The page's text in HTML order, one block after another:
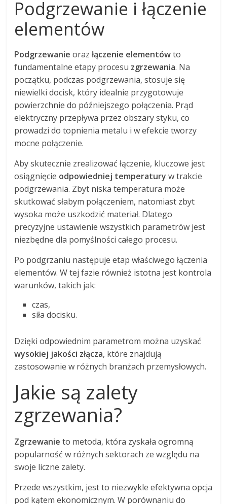
Podgrzewanie i łączenie
elementów
Podgrzewanie orazłączenie elementówto
fundamentalne etapy procesu zgrzewania. Na
początku, podczas podgrzewania, stosuje się
niewielki docisk, który idealnie przygotowuje
powierzchnie do późniejszego połączenia. Prąd
elektryczny przepływa przez obszary styku, co
prowadzi do topnienia metalu i w efekcie tworzy
mocne połączenie.
Aby skutecznie zrealizować łączenie, kluczowe jest
osiągnięcie odpowiedniej temperatury w trakcie
podgrzewania. Zbyt niska temperatura może
skutkować słabym połączeniem, natomiast zbyt
wysoka może uszkodzić materiał. Dlatego
precyzyjne ustawienie wszystkich parametrów jest
niezbędne dla pomyślności całego procesu.
Po podgrzaniu następuje etap właściwego łączenia
elementów. W tej fazie również istotna jest kontrola
warunków, takich jak:
czas,
siła docisku.
Dzięki odpowiednim parametrom można uzyskać
wysokiej jakości złącza, które znajdują
zastosowanie w różnych branżach przemysłowych.
Jakie są zalety
zgrzewania?
Zgrzewanie to metoda, która zyskała ogromną
popularność w różnych sektorach ze względu na
swoje liczne zalety.
Przede wszystkim, jest to niezwykle efektywna opcja
pod kątem ekonomicznym. W porównaniu do